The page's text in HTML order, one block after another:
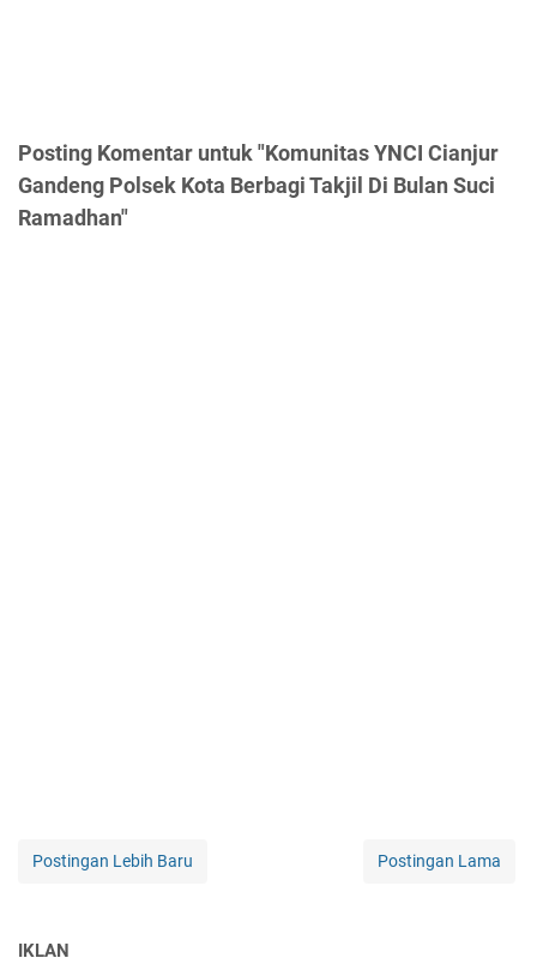
Posting Komentar untuk "Komunitas YNCI Cianjur
Gandeng Polsek Kota Berbagi Takjil Di Bulan Suci
Ramadhan"
Postingan Lebih Baru Postingan Lama
IKLAN